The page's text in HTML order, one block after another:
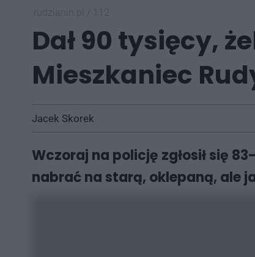
Dał 90 tysięcy,
Mieszkaniec
Jacek Skorek
Wczoraj na policję zgłosił się
nabrać na starą, oklepaną, ale